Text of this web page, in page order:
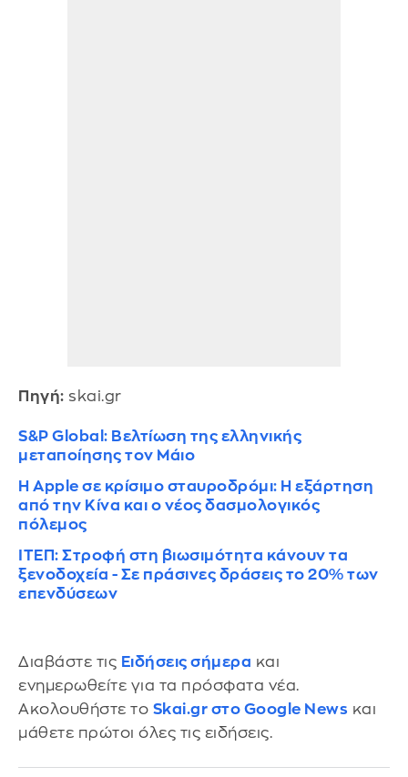
Πηγή: skai.gr
S&P Global: Βελτίωση της ελληνικής
μεταποίησης τον Μάιο
Η Apple σε κρίσιμο σταυροδρόμι: Η εξάρτηση
από την Κίνα και ο νέος δασμολογικός
πόλεμος
ΙΤΕΠ: Στροφή στη βιωσιμότητα κάνουν τα
ξενοδοχεία - Σε πράσινες δράσεις το 20% των
επενδύσεων
Διαβάστε τις Ειδήσεις σήμερα και
ενημερωθείτε για τα πρόσφατα νέα.
Ακολουθήστε το Skai.gr στο Google News και
μάθετε πρώτοι όλες τις ειδήσεις.